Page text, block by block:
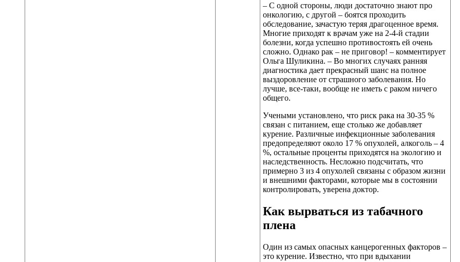
– С одной стороны, люди достаточно знают про
онкологию, с другой – боятся проходить
обследование, зачастую теряя драгоценное время.
Многие приходят к врачам уже на 2-4-й стадии
болезни, когда успешно противостоять ей очень
сложно. Однако рак – не приговор! – комментирует
Ольга Шуликина. – Во многих случаях ранняя
диагностика дает прекрасный шанс на полное
выздоровление от страшного заболевания. Но
лучше, все-таки, вообще не иметь с раком ничего
общего.
Учеными установлено, что риск рака на 30-35 %
связан с питанием, еще столько же добавляет
курение. Различные инфекционные заболевания
предопределяют около 17 % опухолей, алкоголь – 4
%, остальные проценты приходятся на экологию и
наследственность. Несложно подсчитать, что
примерно 3 из 4 опухолей связаны с образом жизни
и внешними факторами, которые мы в состоянии
контролировать, уверена доктор.
Как вырваться из табачного
плена
Один из самых опасных канцерогенных факторов –
это курение. Известно, что при вдыхании